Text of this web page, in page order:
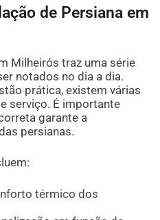
de Persiana em
Milheirós traz uma série
notados no dia a dia.
prática, existem várias
serviço. É importante
garante a
persianas.
térmico dos